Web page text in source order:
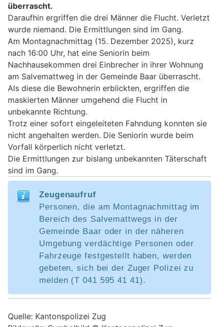
überrascht.
Daraufhin ergriffen die drei Männer die Flucht. Verletzt
wurde niemand. Die Ermittlungen sind im Gang.
Am Montagnachmittag (15. Dezember 2025), kurz
nach 16:00 Uhr, hat eine Seniorin beim
Nachhausekommen drei Einbrecher in ihrer Wohnung
am Salvemattweg in der Gemeinde Baar überrascht.
Als diese die Bewohnerin erblickten, ergriffen die
maskierten Männer umgehend die Flucht in
unbekannte Richtung.
Trotz einer sofort eingeleiteten Fahndung konnten sie
nicht angehalten werden. Die Seniorin wurde beim
Vorfall körperlich nicht verletzt.
Die Ermittlungen zur bislang unbekannten Täterschaft
sind im Gang.
Zeugenaufruf
Personen, die am Montagnachmittag im
Bereich des Salvemattwegs in der
Gemeinde Baar oder in der näheren
Umgebung verdächtige Personen oder
Fahrzeuge festgestellt haben, werden
gebeten, sich bei der Zuger Polizei zu
melden (T 041 595 41 41).
Quelle: Kantonspolizei Zug